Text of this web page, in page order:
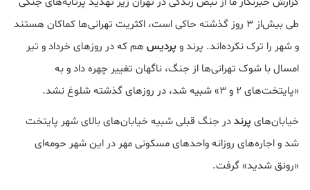
طی بیش‌از ۳ روز گذشته حاکی است، اکثریت تهرانی‌ها کماکان هستند
و شهر را ترک نکرده‌اند. پرند و پردیس هم که در روزهای خرداد و تیر
امسال با شوک تهرانی‌ها از جنگ، ناگهان تغییر چهره داد و به
«پایتخت‌های ۲ و ۳» شبیه شد، در روزهای گذشته شلوغ نشد.
خیابان‌های پرنددر جنگ قبلی شبیه خیابان‌های بالای شهر پایتخت
شد و اجاره‌های روزانه واحدهای مسکونی‌ مهر در این شهر حومه‌ای
«رونق شدید» گرفت.